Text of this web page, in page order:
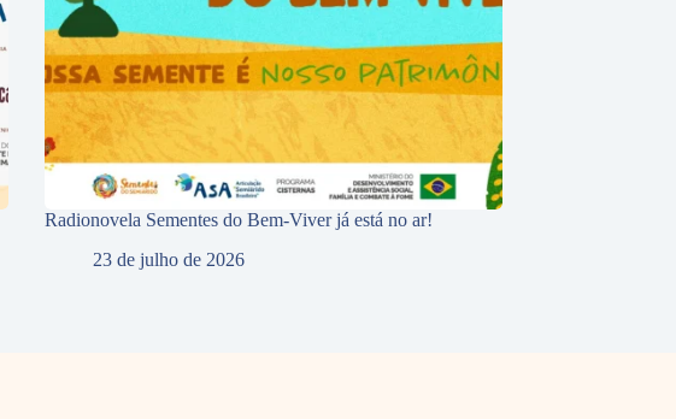
Radionovela Sementes do Bem-Viver já está no ar!
23 de julho de 2026